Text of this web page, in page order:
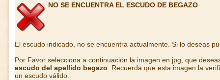
NO SE ENCUENTRA EL ESCUDO DE BEGAZO
El escudo indicado, no se encuentra actualmente. Si lo deseas
Por Favor selecciona a continuación la imagen en jpg, que
escudo del apellido begazo . Recuerda que esta imagen la
un escudo válido.